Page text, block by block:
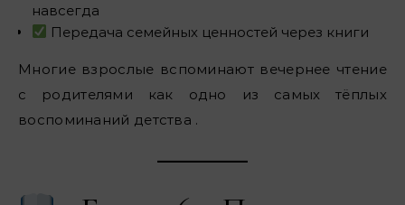
навсегда
Передача семейных ценностей через книги
Многие взрослые вспоминают вечернее чтение
с родителями как одно из самых тёплых
воспоминаний детства .